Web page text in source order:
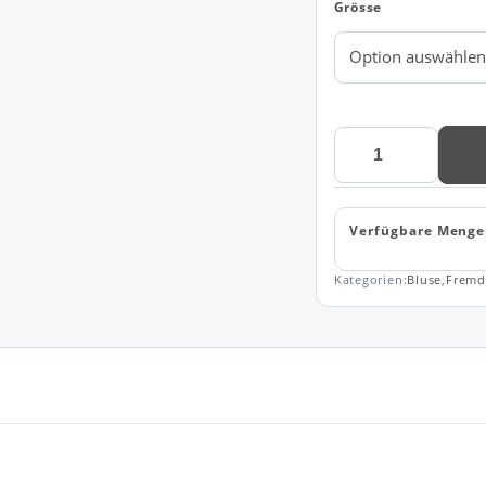
Grösse
YELLOW
52
WOMAN
Menge
Verfügbare
Kategorien:Bluse